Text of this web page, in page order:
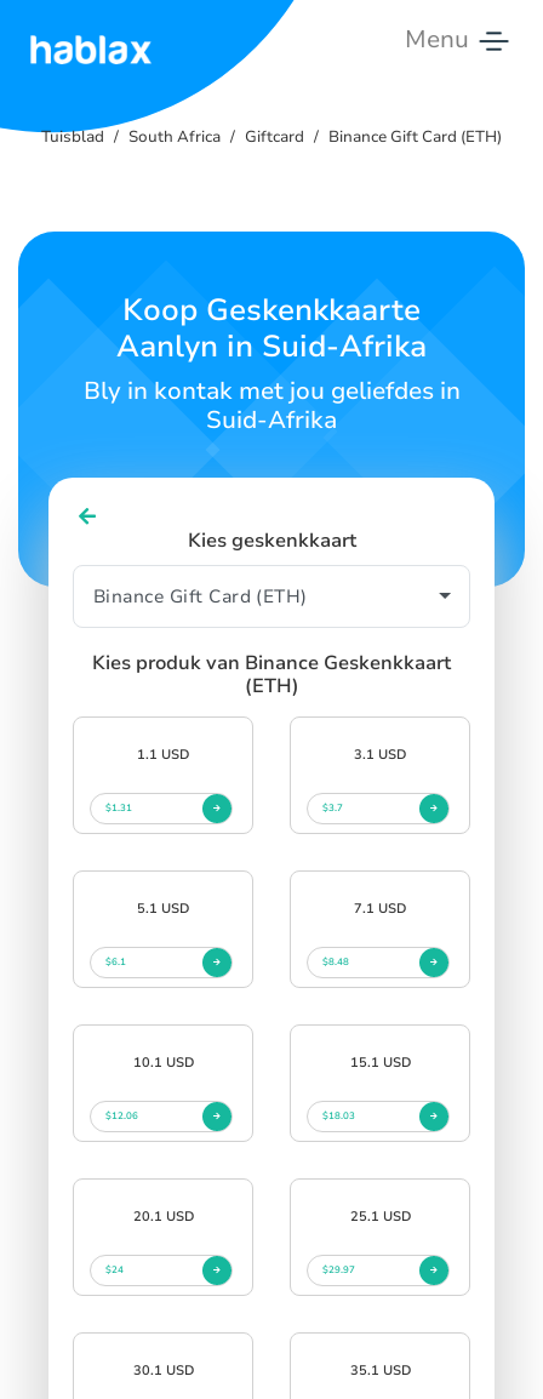
Menu
Tariewe
Kontak
Afrikaans
SIGN IN
Tuisblad South Africa Giftcard Binance Gift Card (ETH)
Koop Geskenkkaarte
Aanlyn in Suid-Afrika
Bly in kontak met jou geliefdes in
Suid-Afrika
Kies geskenkkaart
Kies produk van Binance Geskenkkaart
(ETH)
1.1 USD
$1.31
3.1 USD
$3.7
5.1 USD
$6.1
7.1 USD
$8.48
10.1 USD
$12.06
15.1 USD
$18.03
20.1 USD
$24
25.1 USD
$29.97
30.1 USD 35.1 USD